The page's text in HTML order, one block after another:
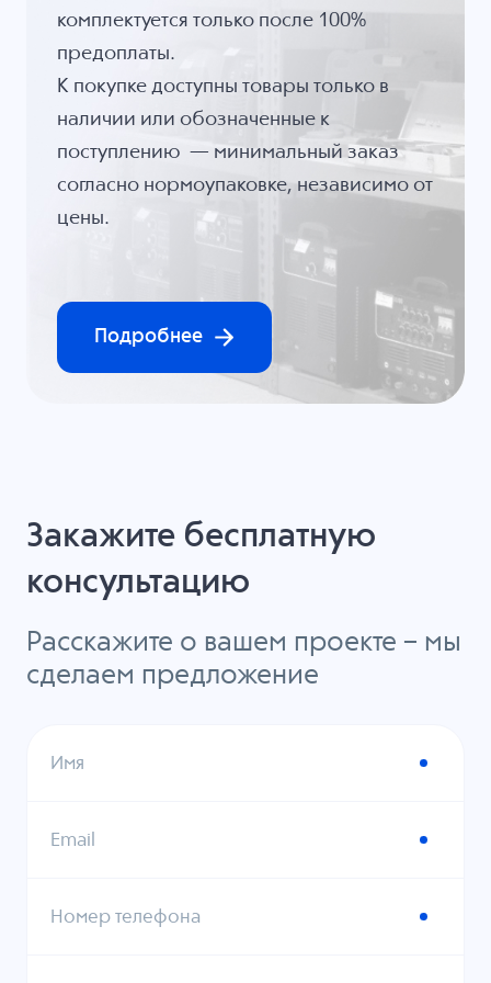
комплектуется только после 100%
предоплаты.
К покупке доступны товары только в
наличии или обозначенные к
поступлению — минимальный заказ
согласно нормоупаковке, независимо от
цены.
Подробнее
Закажите бесплатную
консультацию
Расскажите о вашем проекте – мы
сделаем предложение
Имя
Email
Номер телефона